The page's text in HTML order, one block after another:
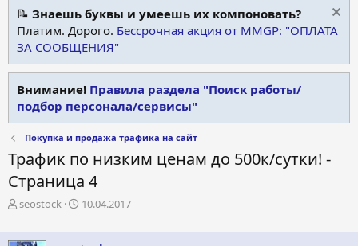
📝 Знаешь буквы и умеешь их компоновать?
Платим. Дорого. Бессрочная акция от MMGP: "ОПЛАТА
ЗА СООБЩЕНИЯ"
Внимание! Правила раздела "Поиск работы/
подбор персонала/сервисы"
Покупка и продажа трафика на сайт
Трафик по низким ценам до 500к/сутки! -
Страница 4
А
т
seostock
Д
т
10.04.2017